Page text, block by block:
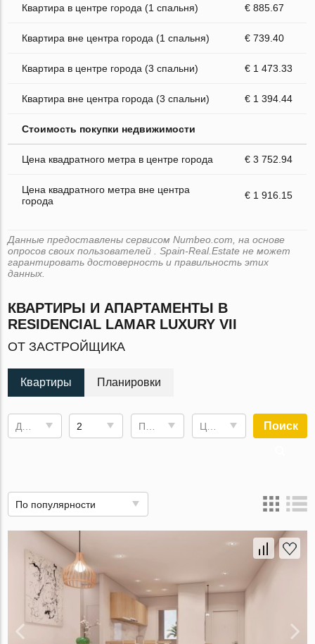
Квартира в центре города (1 спальня) € 885.67
Квартира вне центра города (1 спальня) € 739.40
Квартира в центре города (3 спальни) € 1 473.33
Квартира вне центра города (3 спальни) € 1 394.44
Стоимость покупки недвижимости
Цена квадратного метра в центре города € 3 752.94
Цена квадратного метра вне центра
города
€ 1 916.15
Данные предоставлены сервисом Numbeo.com, на основе
опросов своих пользователей . Spain-Real.Estate не может
гарантировать достоверность и правильность этих
данных.
КВАРТИРЫ И АПАРТАМЕНТЫ В
RESIDENCIAL LAMAR LUXURY VII
ОТ ЗАСТРОЙЩИКА
Квартиры Планировки
2 Поиск
По популярности